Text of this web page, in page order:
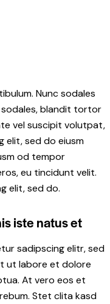
Nunc sodales
sodales, blandit tortor
vel suscipit volutpat,
elit, sed do eiusm
od tempor
eu tincidunt velit.
elit, sed do.
iste natus et
sadipscing elitr, sed
ut labore et dolore
At vero eos et
Stet clita kasd